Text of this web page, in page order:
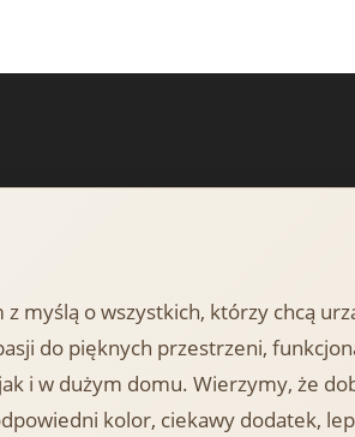
myślą o wszystkich, którzy chcą
do pięknych przestrzeni,
i w dużym domu. Wierzymy, że
kolor, ciekawy dodatek,